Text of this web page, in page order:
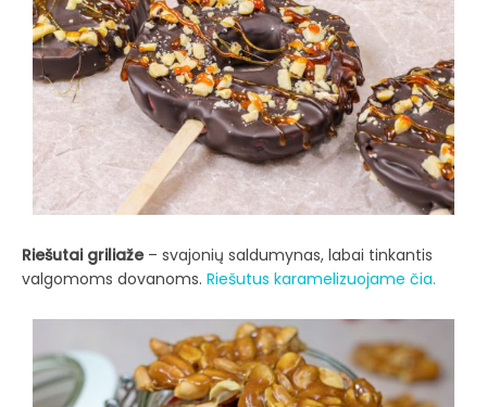
Riešutai griliaže– svajonių saldumynas, labai tinkantis
valgomoms dovanoms. Riešutus karamelizuojame čia.